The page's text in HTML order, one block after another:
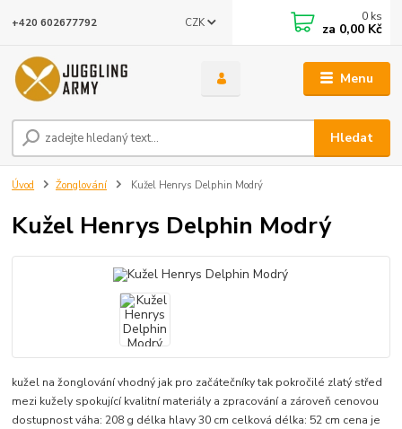
Menu
CZK
Hledat
+420 602677792 0 ks
za 0,00 Kč
Úvod Žonglování Kužel Henrys Delphin Modrý
Kužel Henrys Delphin Modrý
kužel na žonglování vhodný jak pro začátečníky tak pokročilé zlatý střed
mezi kužely spokující kvalitní materiály a zpracování a zároveň cenovou
dostupnost váha: 208 g délka hlavy 30 cm celková délka: 52 cm cena je